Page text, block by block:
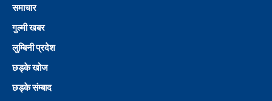
समाचार
गुल्मी खबर
लुम्बिनी प्रदेश
छड्के खोज
छड्के संम्बाद